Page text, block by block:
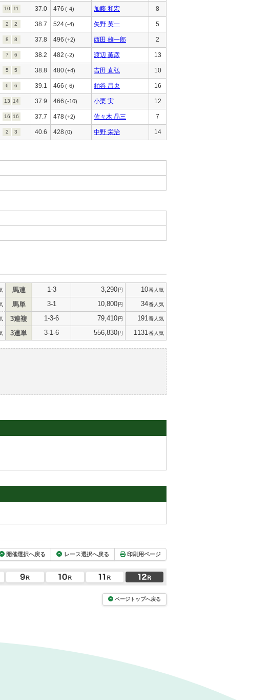
10 11 37.0 476 (-4) 加藤 和宏 8
2 2 38.7 524(-4) 矢野 英一 5
8 8 37.8 496 (+2) 西田 雄一郎 2
7 6 38.2 482 (-2) 渡辺 薫彦 13
5 5 38.8 480(+4) 吉田 直弘 10
6 6 39.1 466 (-6) 粕谷 昌央 16
13 14 37.9 466 (-10) 小栗 実 12
16 16 37.7 478(+2) 佐々木 晶三 7
2 3 40.6 428 (0) 中野 栄治 14
馬連 1-3 3,290円 10番人気
馬単 3-1 10,800円 34番人気
3連複 1-3-6 79,410円 191 番人気
3連単 3-1-6 556,830円 1131 番人気
開催選択へ戻る レース選択へ戻る 印刷用ページ
ページトップへ戻る